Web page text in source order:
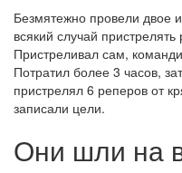
Безмятежно провели двое
всякий случай
Пристреливал сам,
Потратил более 3 часов,
пристрелял 6 реперов от
записали цели.
Они шли на